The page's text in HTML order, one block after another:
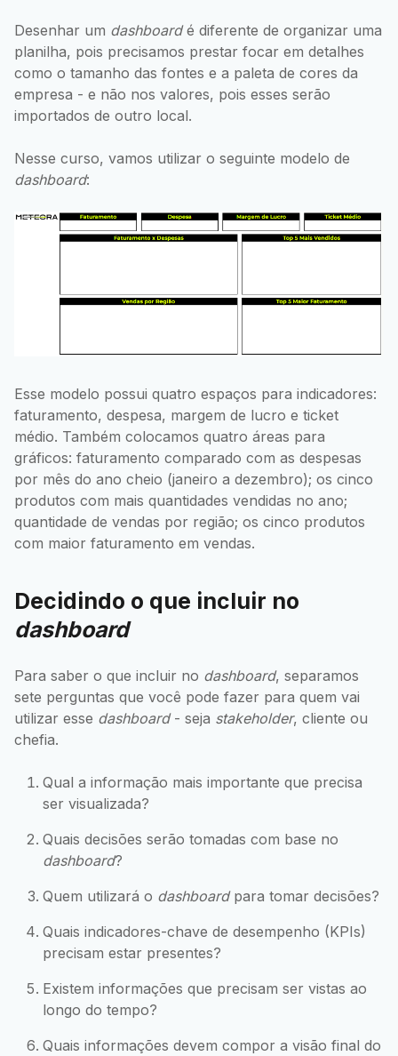
Desenhar um dashboardé diferente de organizar uma
planilha, pois precisamos prestar focar em detalhes
como o tamanho das fontes e a paleta de cores da
empresa - e não nos valores, pois esses serão
importados de outro local.
Nesse curso, vamos utilizar o seguinte modelo de
dashboard:
Esse modelo possui quatro espaços para indicadores:
faturamento, despesa, margem de lucro e ticket
médio. Também colocamos quatro áreas para
gráficos: faturamento comparado com as despesas
por mês do ano cheio (janeiro a dezembro); os cinco
produtos com mais quantidades vendidas no ano;
quantidade de vendas por região; os cinco produtos
com maior faturamento em vendas.
Decidindo o que incluir no
dashboard
Para saber o que incluir no dashboard, separamos
sete perguntas que você pode fazer para quem vai
utilizar esse dashboard- seja stakeholder, cliente ou
chefia.
Qual a informação mais importante que precisa
ser visualizada?
Quais decisões serão tomadas com base no
dashboard?
Quem utilizará o dashboardpara tomar decisões?
Quais indicadores-chave de desempenho (KPIs)
precisam estar presentes?
Existem informações que precisam ser vistas ao
longo do tempo?
Quais informações devem compor a visão final do